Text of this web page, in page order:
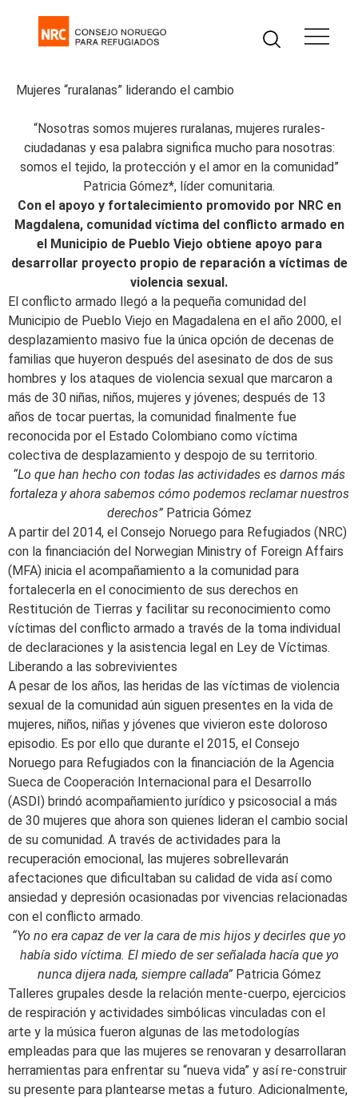
Mujeres “ruralanas” liderando el cambio
“Nosotras somos mujeres ruralanas, mujeres rurales-
ciudadanas y esa palabra significa mucho para nosotras:
somos el tejido, la protección y el amor en la comunidad”
Patricia Gómez*, líder comunitaria.
Con el apoyo y fortalecimiento promovido por NRC en
Magdalena, comunidad víctima del conflicto armado en
el Municipio de Pueblo Viejo obtiene apoyo para
desarrollar proyecto propio de reparación a víctimas de
violencia sexual.
El conflicto armado llegó a la pequeña comunidad del
Municipio de Pueblo Viejo en Magadalena en el año 2000, el
desplazamiento masivo fue la única opción de decenas de
familias que huyeron después del asesinato de dos de sus
hombres y los ataques de violencia sexual que marcaron a
más de 30 niñas, niños, mujeres y jóvenes; después de 13
años de tocar puertas, la comunidad finalmente fue
reconocida por el Estado Colombiano como víctima
colectiva de desplazamiento y despojo de su territorio.
“Lo que han hecho con todas las actividades es darnos más
fortaleza y ahora sabemos cómo podemos reclamar nuestros
derechos” Patricia Gómez
A partir del 2014, el Consejo Noruego para Refugiados (NRC)
con la financiación del Norwegian Ministry of Foreign Affairs
(MFA) inicia el acompañamiento a la comunidad para
fortalecerla en el conocimiento de sus derechos en
Restitución de Tierras y facilitar su reconocimiento como
víctimas del conflicto armado a través de la toma individual
de declaraciones y la asistencia legal en Ley de Víctimas.
Liberando a las sobrevivientes
A pesar de los años, las heridas de las víctimas de violencia
sexual de la comunidad aún siguen presentes en la vida de
mujeres, niños, niñas y jóvenes que vivieron este doloroso
episodio. Es por ello que durante el 2015, el Consejo
Noruego para Refugiados con la financiación de la Agencia
Sueca de Cooperación Internacional para el Desarrollo
(ASDI) brindó acompañamiento jurídico y psicosocial a más
de 30 mujeres que ahora son quienes lideran el cambio social
de su comunidad. A través de actividades para la
recuperación emocional, las mujeres sobrellevarán
afectaciones que dificultaban su calidad de vida así como
ansiedad y depresión ocasionadas por vivencias relacionadas
con el conflicto armado.
“Yo no era capaz de ver la cara de mis hijos y decirles que yo
había sido víctima. El miedo de ser señalada hacía que yo
nunca dijera nada, siempre callada”Patricia Gómez
Talleres grupales desde la relación mente-cuerpo, ejercicios
de respiración y actividades simbólicas vinculadas con el
arte y la música fueron algunas de las metodologías
empleadas para que las mujeres se renovaran y desarrollaran
herramientas para enfrentar su “nueva vida” y así re-construir
su presente para plantearse metas a futuro. Adicionalmente,